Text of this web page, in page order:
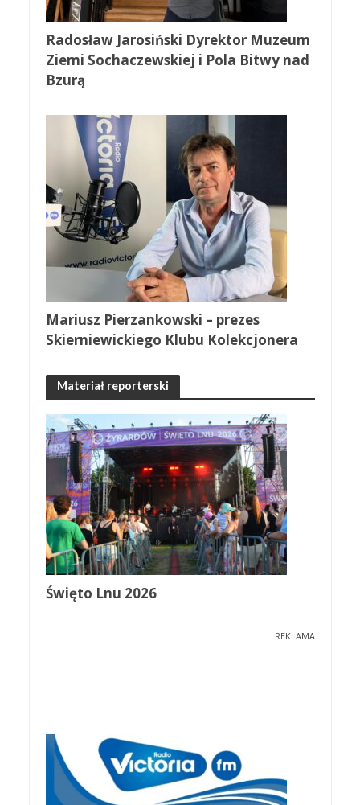
Radosław Jarosiński Dyrektor Muzeum
Ziemi Sochaczewskiej i Pola Bitwy nad
Bzurą
Mariusz Pierzankowski – prezes
Skierniewickiego Klubu Kolekcjonera
Materiał reporterski
Święto Lnu 2026
REKLAMA